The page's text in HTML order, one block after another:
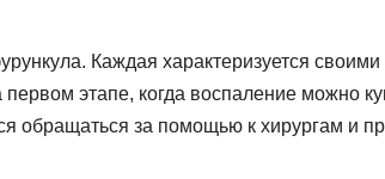
Каждая характеризуется
этапе, когда воспаление можно
обращаться за помощью к хирургам и